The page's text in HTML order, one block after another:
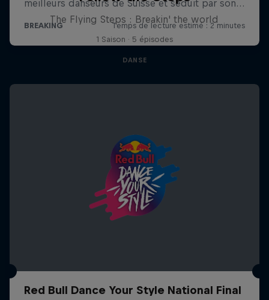
The Flying Steps : Breakin' the world
1 Saison · 5 épisodes
DANSE
Red Bull Dance Your Style National Final